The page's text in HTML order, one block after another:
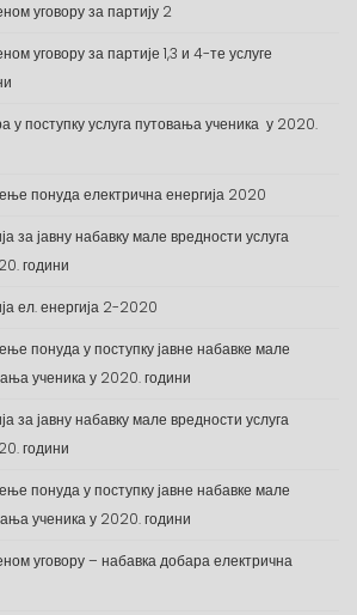
уговору за партију 2
уговору за партије 1,3 и 4-те услуге
у поступку услуга путовања ученика у 2020.
понуда електрична енергија 2020
за јавну набавку мале вредности услуга
години
ел. енергија 2-2020
понуда у поступку јавне набавке мале
ученика у 2020. години
за јавну набавку мале вредности услуга
години
понуда у поступку јавне набавке мале
ученика у 2020. години
уговору – набавка добара електрична